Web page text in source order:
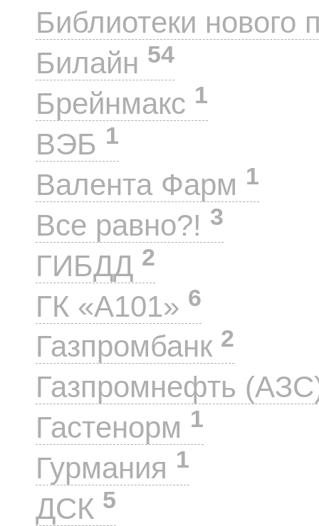
Библиотеки нового
Билайн 54
Брейнмакс 1
ВЭБ 1
Валента Фарм 1
Все равно?! 3
ГИБДД 2
ГК «А101» 6
Газпромбанк 2
Газпромнефть
Гастенорм 1
Гурмания 1
ДСК 5